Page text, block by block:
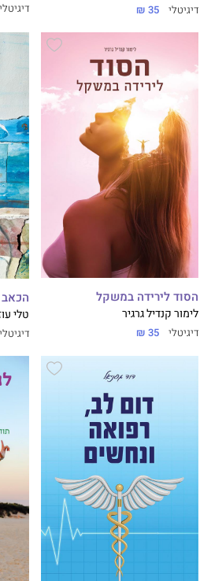
דיגיטלי 35 ₪
דיגיטלי
הסוד לירידה במשקל
לימור קנדיל גרגיר
דיגיטלי 35 ₪
טלי
דיגיטלי